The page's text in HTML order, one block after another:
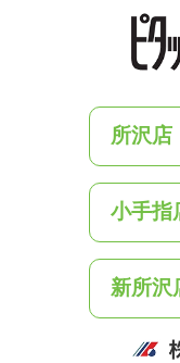
所沢店
小手指
新所沢